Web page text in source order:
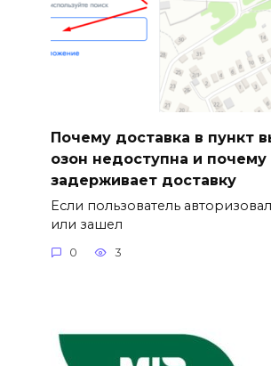
Почему доставка в пункт
озон недоступна и почему
задерживает доставку
Если пользователь
или зашел
0 3